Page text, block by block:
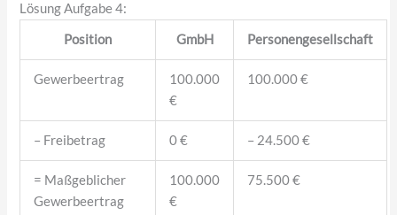
Lösung Aufgabe 4:
Position GmbH Personengesellschaft
Gewerbeertrag
100.000
€
100.000 €
– Freibetrag 0 € – 24.500 €
= Maßgeblicher
Gewerbeertrag
100.000
€
75.500 €